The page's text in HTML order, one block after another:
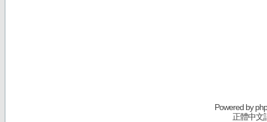
Powered by
正體中文